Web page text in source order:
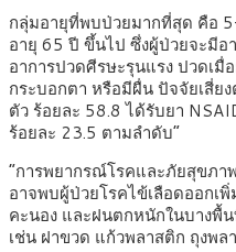
กลุ่มอายุที่พบป่วยมากที่สุด คือ
อายุ 65 ปี ขึ้นไป ซึ่งผู้ป่วยจะมีอ
อาการปวดศีรษะรุนแรง ปวดเ
กระบอกตา หรือมีผื่น ปัจจัยเสี่ย
ตัว ร้อยละ 58.8 ได้รับยา
ร้อยละ 23.5 ตามลำดับ”
“การพยากรณ์โรคและภัยสุขภา
อาจพบผู้ป่วยโรคไข้เลือดออกเ
คะนอง และฝนตกหนักในบางพื้
เช่น ฝาขวด แก้วพลาสติก ถุงพล